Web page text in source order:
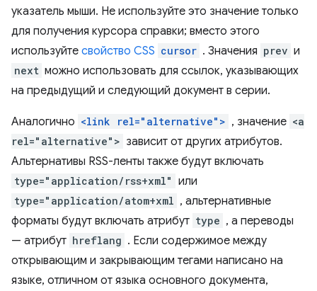
указатель мыши. Не используйте это значение только
для получения курсора справки; вместо этого
используйте свойство CSS cursor . Значения prev и
next можно использовать для ссылок, указывающих
на предыдущий и следующий документ в серии.
Аналогично <link rel="alternative"> , значение <a
rel="alternative"> зависит от других атрибутов.
Альтернативы RSS-ленты также будут включать
type="application/rss+xml" или
type="application/atom+xml , альтернативные
форматы будут включать атрибут type , а переводы
— атрибут hreflang . Если содержимое между
открывающим и закрывающим тегами написано на
языке, отличном от языка основного документа,